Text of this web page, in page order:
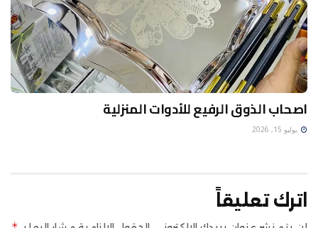
اصحاب الذوق الرفيع للأدوات المنزلية
يوليو 15, 2026
اترك تعليقاً